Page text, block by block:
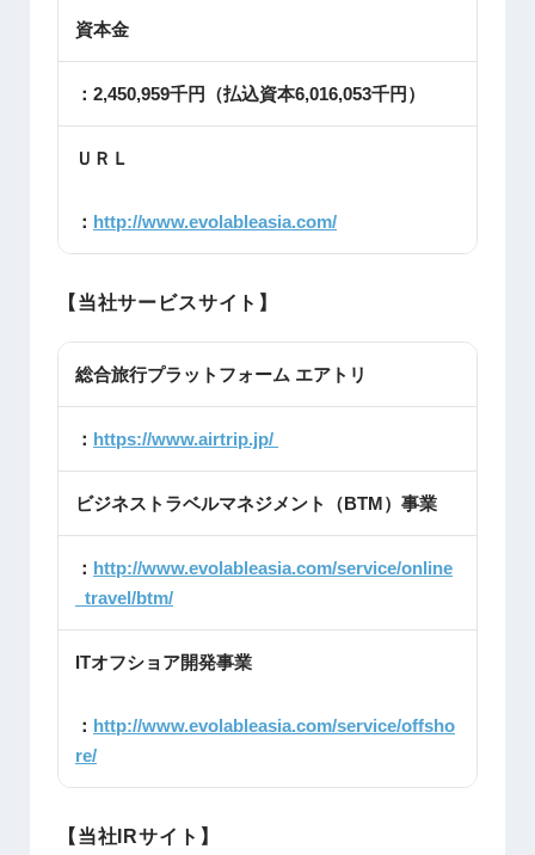
資本金
：2,450,959千円（払込資本6,016,053千円）
ＵＲＬ
： http://www.evolableasia.com/
【当社サービスサイト】
総合旅行プラットフォーム エアトリ
： https://www.airtrip.jp/
ビジネストラベルマネジメント（BTM）事業
： http://www.evolableasia.com/service/online
_travel/btm/
ITオフショア開発事業
： http://www.evolableasia.com/service/offsho
re/
【当社IRサイト】